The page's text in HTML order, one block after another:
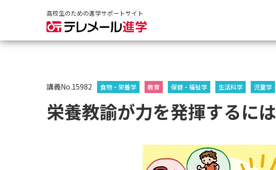
高校生のための進学サポートサイト
講義No.15982 食物・栄養学 教育 保健・福祉学 生活科学 児童学
栄養教諭が力を発揮するには